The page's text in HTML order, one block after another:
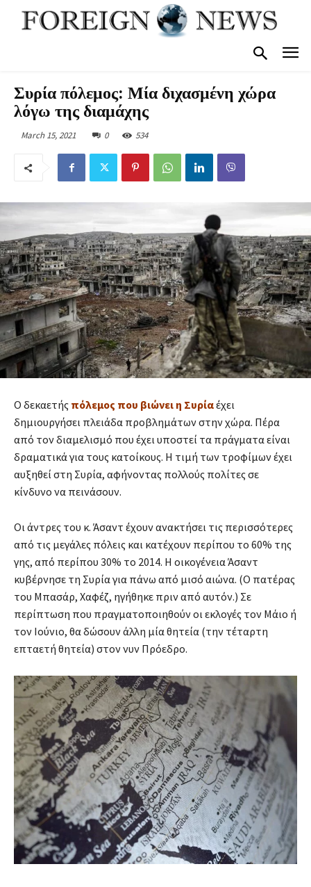
Συρία πόλεμος: Μία διχασμένη χώρα
λόγω της διαμάχης
March 15, 2021 0 534
Ο δεκαετής πόλεμος που βιώνει η Συρίαέχει
δημιουργήσει πλειάδα προβλημάτων στην χώρα. Πέρα
από τον διαμελισμό που έχει υποστεί τα πράγματα είναι
δραματικά για τους κατοίκους. Η τιμή των τροφίμων έχει
αυξηθεί στη Συρία, αφήνοντας πολλούς πολίτες σε
κίνδυνο να πεινάσουν.
Οι άντρες του κ. Άσαντ έχουν ανακτήσει τις περισσότερες
από τις μεγάλες πόλεις και κατέχουν περίπου το 60% της
γης, από περίπου 30% το 2014. Η οικογένεια Άσαντ
κυβέρνησε τη Συρία για πάνω από μισό αιώνα. (Ο πατέρας
του Μπασάρ, Χαφέζ, ηγήθηκε πριν από αυτόν.) Σε
περίπτωση που πραγματοποιηθούν οι εκλογές τον Μάιο ή
τον Ιούνιο, θα δώσουν άλλη μία θητεία (την τέταρτη
επταετή θητεία) στον νυν Πρόεδρο.